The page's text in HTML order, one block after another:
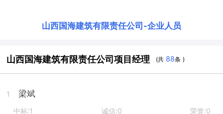
山西国海建筑有限责任公司 -企业人员
山西国海建筑有限责任公司项目经理 (共 88条 )
1 梁斌
中标:1 诚信:0 荣誉:0